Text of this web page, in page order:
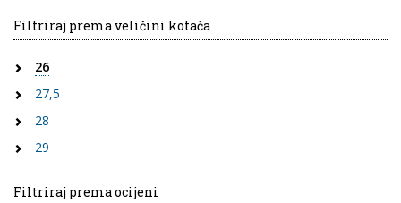
Filtriraj prema veličini kotača
26
27,5
28
29
Filtriraj prema ocijeni